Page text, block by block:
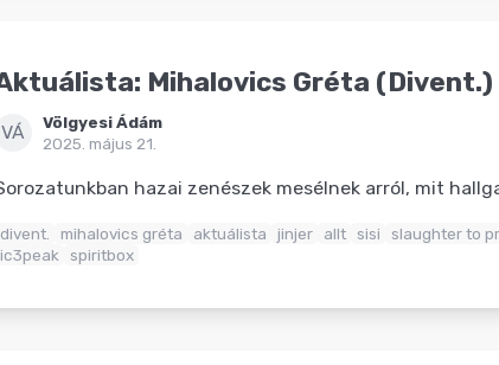
Mihalovics Gréta (Divent.)
VÁ
Völgyesi Ádám
2025. május 21.
hazai zenészek mesélnek arról, mit
divent. mihalovics gréta aktuálista jinjer allt sisi slaughter to
ic3peak
spiritbox